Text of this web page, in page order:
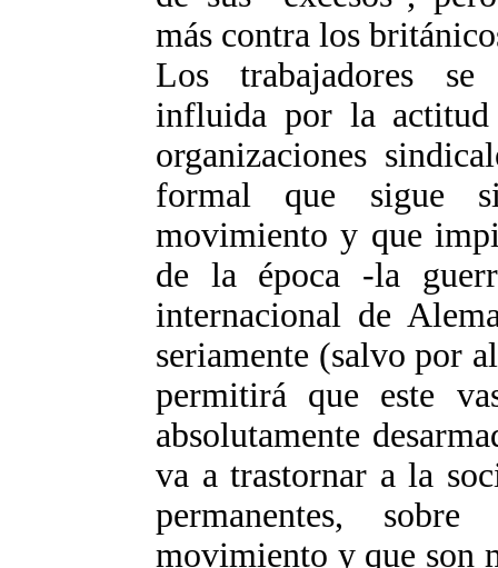
más contra los
Los trabajadores se
influida por la
organizaciones
formal que sigue
movimiento y que
de la época -la
internacional de
seriamente (salvo por
permitirá que este
absolutamente
va a trastornar a la
permanentes,
movimiento y que son